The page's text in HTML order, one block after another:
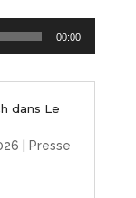
00:00
dans Le
| Presse